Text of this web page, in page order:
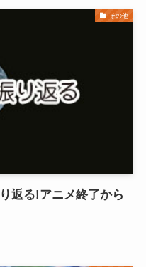
その他
返る!アニメ終了から